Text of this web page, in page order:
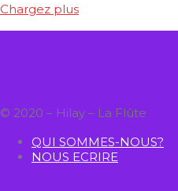
Chargez plus
© 2020 – Hilay – La Flûte
QUI SOMMES-NOUS?
NOUS ECRIRE